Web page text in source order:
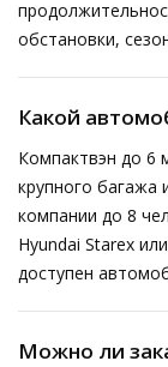
обстановки,
Какой
Компактвэн до 6
крупного багажа
компании до 8
Hyundai Starex
доступен
Можно ли